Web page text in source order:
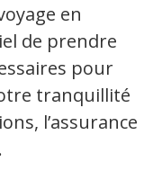
en
de prendre
pour
tranquillité
l’assurance